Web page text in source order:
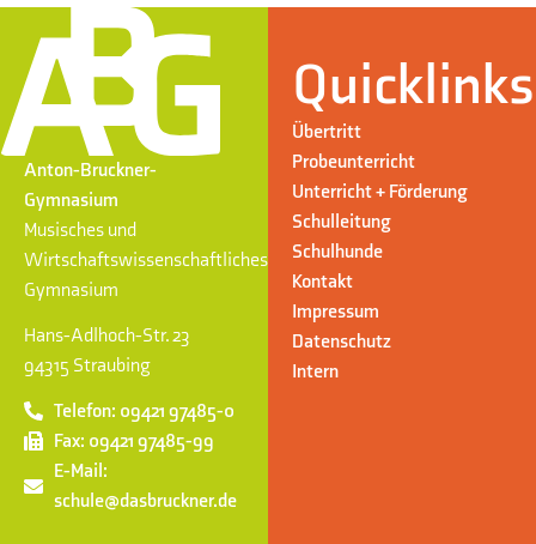
Anton-Bruckner-
Gymnasium
Musisches und
Wirtschaftswissenschaftliches
Gymnasium
Hans-Adlhoch-Str. 23
94315 Straubing
Telefon: 09421 97485-0
Fax: 09421 97485-99
E-Mail:
schule@dasbruckner.de
Quicklinks
Übertritt
Probeunterricht
Unterricht + Förderung
Schulleitung
Schulhunde
Kontakt
Impressum
Datenschutz
Intern